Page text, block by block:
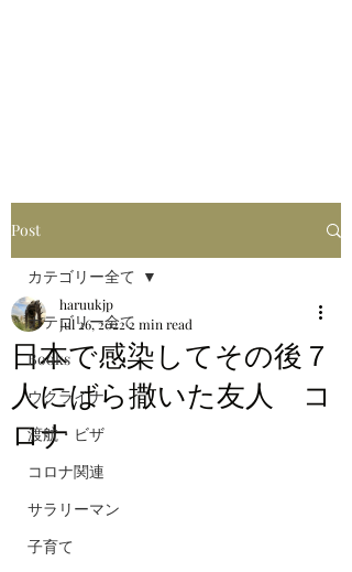
Post
カテゴリー全て
Books
ウクライナ
渡航・ビザ
コロナ関連
サラリーマン
子育て
カテゴリー全て
日本で感染してその後７
人にばら撒いた友人 コ
ロナ
haruukjp
Jul 26, 20222 min read